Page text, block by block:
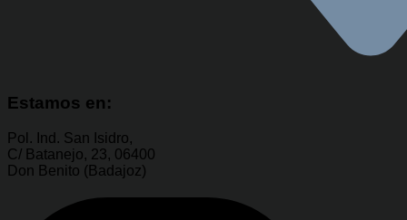
Estamos en:
Pol. Ind. San Isidro,
C/ Batanejo, 23, 06400
Don Benito (Badajoz)